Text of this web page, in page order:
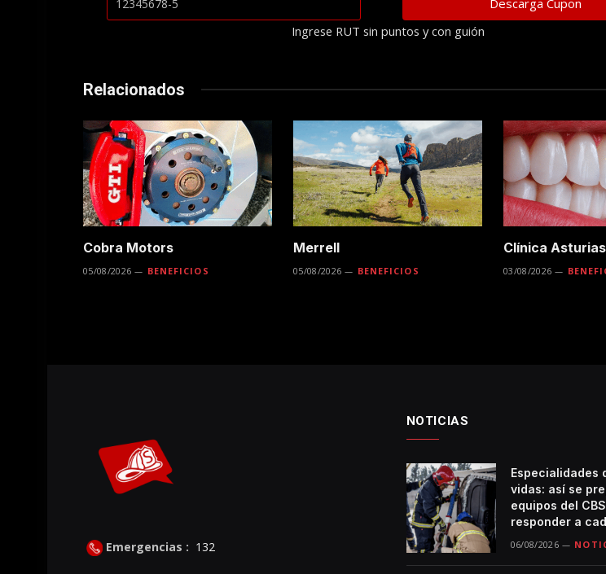
Ingrese RUT sin puntos y con guión
Relacionados
Cobra Motors
05/08/2026 BENEFICIOS
Merrell
05/08/2026 BENEFICIOS
Clínica Asturias
03/08/2026
Emergencias : 132
NOTICIAS
Especialidades
vidas: así se
equipos del
responder a
06/08/2026